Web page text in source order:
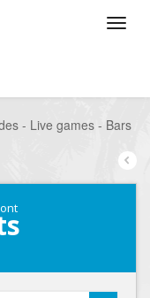
- Live games - Bars